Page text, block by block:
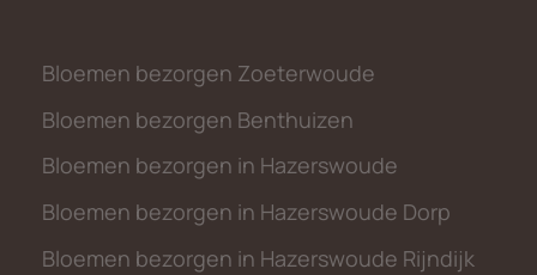
Bloemen bezorgen Zoeterwoude
Bloemen bezorgen Benthuizen
Bloemen bezorgen in Hazerswoude
Bloemen bezorgen in Hazerswoude Dorp
Bloemen bezorgen in Hazerswoude Rijndijk